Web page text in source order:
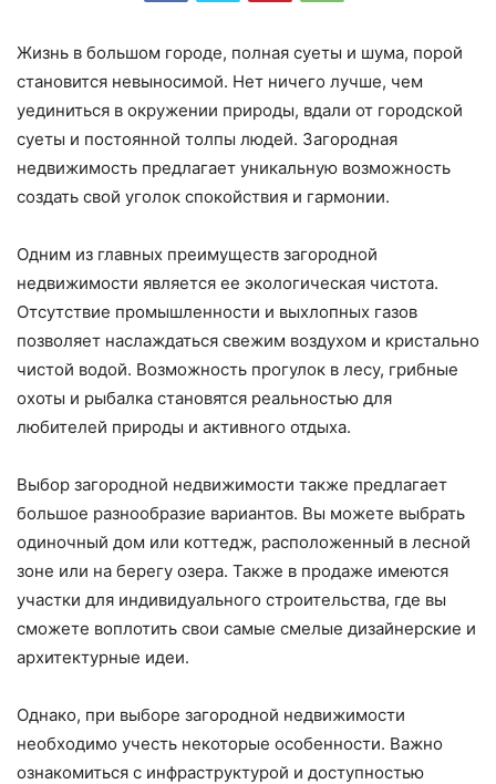
Жизнь в большом городе, полная суеты и шума, порой
становится невыносимой. Нет ничего лучше, чем
уединиться в окружении природы, вдали от городской
суеты и постоянной толпы людей. Загородная
недвижимость предлагает уникальную возможность
создать свой уголок спокойствия и гармонии.
Одним из главных преимуществ загородной
недвижимости является ее экологическая чистота.
Отсутствие промышленности и выхлопных газов
позволяет наслаждаться свежим воздухом и кристально
чистой водой. Возможность прогулок в лесу, грибные
охоты и рыбалка становятся реальностью для
любителей природы и активного отдыха.
Выбор загородной недвижимости также предлагает
большое разнообразие вариантов. Вы можете выбрать
одиночный дом или коттедж, расположенный в лесной
зоне или на берегу озера. Также в продаже имеются
участки для индивидуального строительства, где вы
сможете воплотить свои самые смелые дизайнерские и
архитектурные идеи.
Однако, при выборе загородной недвижимости
необходимо учесть некоторые особенности. Важно
ознакомиться с инфраструктурой и доступностью